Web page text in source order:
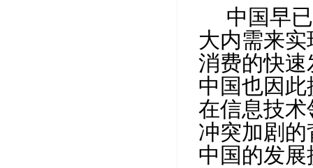
中国早
大内需来
消费的快
中国也因
在信息技
冲突加剧
中国的发